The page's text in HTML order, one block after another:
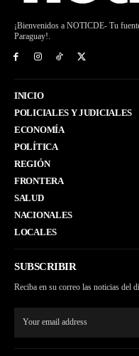
¡Bienvenidos a NOTICDE- Tu
Paraguay!.
INICIO
POLICIALES Y JUDICIALES
ECONOMÍA
POLÍTICA
REGIÓN
FRONTERA
SALUD
NACIONALES
LOCALES
SUBSCRIBIR
Reciba en su correo las noticias del